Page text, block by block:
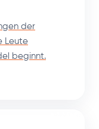
der
Leute
beginnt.